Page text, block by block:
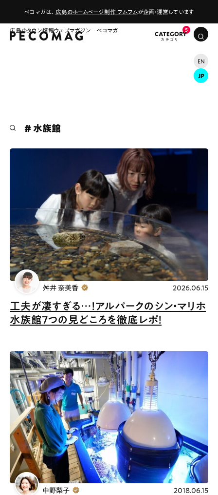
ペコマガは、 広島のホームページ制作 フムフムが企画・運営しています
広島のタウン情報ウェブマガジン ペコマガ
CATEGORY
EN
JP
# カフェ
# ファミリーにおすすめ
# 女子旅におすすめ
# パン # コーヒー
Special Life
Gourmet News
Outing
スポット情報 広告掲載について
プライバシーポリシー インフォマティブデータポリシー
お問合せ 利用規約
# 水族館
工夫が凄すぎる…！アルパークのシン・マリホ
水族館7つの見どころを徹底レポ！
舛井 奈美香 2026.06.15
中野梨子 2018.06.15